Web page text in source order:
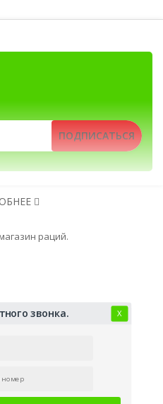
рации для охоты и
устройства
ПОДПИСАТЬСЯ
раций.
звонка. Х